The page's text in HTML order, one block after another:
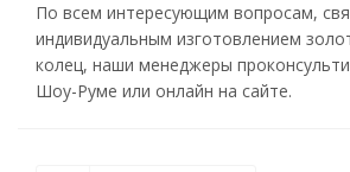
По всем интересующим вопросам,
индивидуальным изготовлением
колец, наши менеджеры
Шоу-Руме или онлайн на сайте.